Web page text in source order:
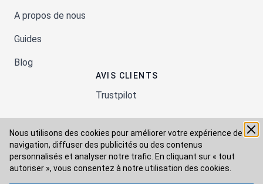
Nous utilisons des cookies pour améliorer votre expérience de
navigation, diffuser des publicités ou des contenus
personnalisés et analyser notre trafic. En cliquant sur « tout
autoriser », vous consentez à notre utilisation des cookies.
A propos de nous
Guides
Blog
AVIS CLIENTS
Trustpilot
Moyens de paiement